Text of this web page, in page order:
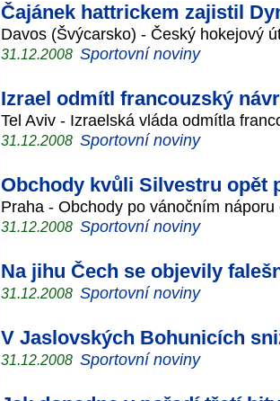
Čajánek hattrickem zajistil
Davos (Švýcarsko) - Český hokejový
31.12.2008 Sportovní noviny
Izrael odmítl francouzský
Tel Aviv - Izraelská vláda odmítla
31.12.2008 Sportovní noviny
Obchody kvůli Silvestru opět
Praha - Obchody po vánočním
31.12.2008 Sportovní noviny
Na jihu Čech se objevily
31.12.2008 Sportovní noviny
V Jaslovských Bohunicích
31.12.2008 Sportovní noviny